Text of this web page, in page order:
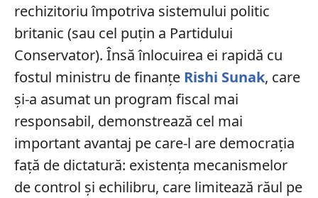
rechizitoriu împotriva sistemului politic
britanic (sau cel puțin a Partidului
Conservator). Însă înlocuirea ei rapidă cu
fostul ministru de finanțe Rishi Sunak, care
și-a asumat un program fiscal mai
responsabil, demonstrează cel mai
important avantaj pe care-l are democrația
față de dictatură: existența mecanismelor
de control și echilibru, care limitează răul pe